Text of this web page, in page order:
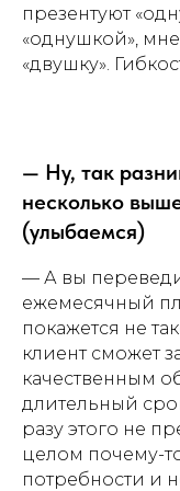
презентуют
«однушкой»,
«двушку».
— Ну, так
несколько
(улыбаемся)
— А вы
ежемесячный
покажется не
клиент сможет
качественным
длительный
разу этого не
целом почему-
потребности и